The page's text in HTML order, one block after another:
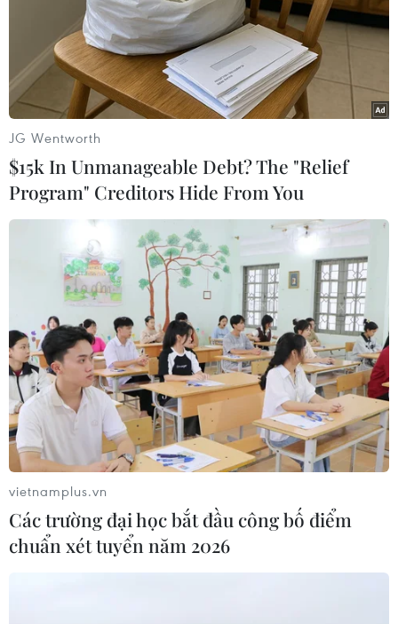
Nga muốn xúc tiến dự án tuyến đường
ống 'Sức mạnh Siberia-2'
11/01/2021 01:05
Giám đốc điều hành Gazprom cho biết mục đích chính
của tuyến đường ống dẫn khí đốt này là có thể kết hợp
các hệ thống truyền dẫn khí đốt ở phần Tây và phần
Đông Liên bang Nga.
JG Wentworth
$15k In Unmanageable Debt? The "Relief
Program" Creditors Hide From You
vietnamplus.vn
Các trường đại học bắt đầu công bố điểm
chuẩn xét tuyển năm 2026